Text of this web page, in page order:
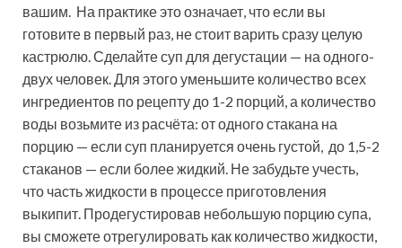
вашим. На практике это означает, что если вы
готовите в первый раз, не стоит варить сразу целую
кастрюлю. Сделайте суп для дегустации — на одного-
двух человек. Для этого уменьшите количество всех
ингредиентов по рецепту до 1-2 порций, а количество
воды возьмите из расчёта: от одного стакана на
порцию — если суп планируется очень густой, до 1,5-2
стаканов — если более жидкий. Не забудьте учесть,
что часть жидкости в процессе приготовления
выкипит. Продегустировав небольшую порцию супа,
вы сможете отрегулировать как количество жидкости,